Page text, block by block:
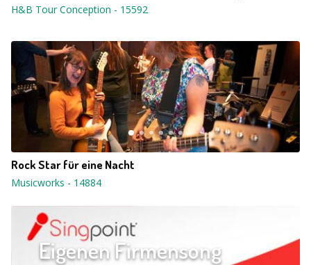
H&B Tour Conception - 15592
Rock Star für eine Nacht
Musicworks - 14884
Eigenen Firmensong